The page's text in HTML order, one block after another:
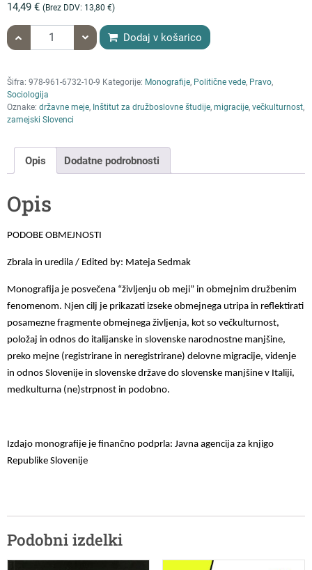
14,49 € (Brez DDV: 13,80 €)
količina PODOBE OBMEJNOSTIDodaj v košarico
Šifra: 978-961-6732-10-9 Kategorije: Monografije, Politične vede, Pravo,
Sociologija
Oznake: državne meje, Inštitut za družboslovne študije, migracije, večkulturnost,
zamejski Slovenci
Opis Dodatne podrobnosti
Opis
PODOBE OBMEJNOSTI
Zbrala in uredila / Edited by: Mateja Sedmak
Monografija je posvečena “življenju ob meji” in obmejnim družbenim
fenomenom. Njen cilj je prikazati izseke obmejnega utripa in reflektirati
posamezne fragmente obmejnega življenja, kot so večkulturnost,
položaj in odnos do italijanske in slovenske narodnostne manjšine,
preko mejne (registrirane in neregistrirane) delovne migracije, videnje
in odnos Slovenije in slovenske države do slovenske manjšine v Italiji,
medkulturna (ne)strpnost in podobno.
Izdajo monografije je finančno podprla: Javna agencija za knjigo
Republike Slovenije
Podobni izdelki